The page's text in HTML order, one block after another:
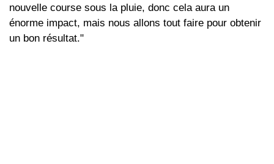
nouvelle course sous la pluie, donc cela aura un
énorme impact, mais nous allons tout faire pour obtenir
un bon résultat."